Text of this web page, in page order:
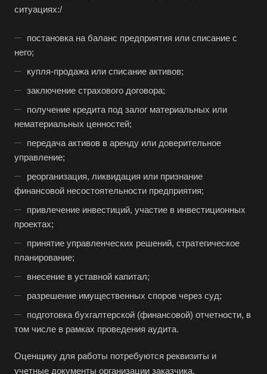
ситуациях:/
постановка на баланс предприятия или списание с
него;
купля-продажа или списание активов;
заключение страхового договора;
получение кредита под залог материальных или
нематериальных ценностей;
передача активов в аренду или доверительное
управление;
реорганизация, ликвидация или признание
финансовой несостоятельности предприятия;
привлечение инвестиций, участие в инвестиционных
проектах;
принятие управленческих решений, стратегическое
планирование;
внесение в уставной капитал;
разрешение имущественных споров через суд;
подготовка бухгалтерской (финансовой) отчетности, в
том числе в рамках проведения аудита.
Оценщику для работы потребуются реквизиты и
учетные документы организации заказчика,
Балашиха
Барабинск
Барнаул
Батайск
Бахчисарай
Белая Калитва
Белгород
Белово
Белорецк
Белореченск
Белоярский
Бердск
Березники
Бийск
Бирск